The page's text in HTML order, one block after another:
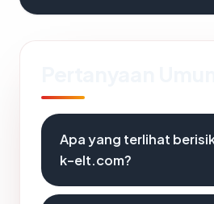
Apa yang terlihat
k-elt.com?